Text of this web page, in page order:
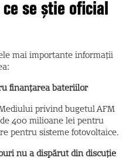
ce se știe oficial
mai importante informații
finanțarea bateriilor
privind bugetul AFM
400 milioane lei pentru
pentru sisteme fotovoltaice.
nu a dispărut din discuție